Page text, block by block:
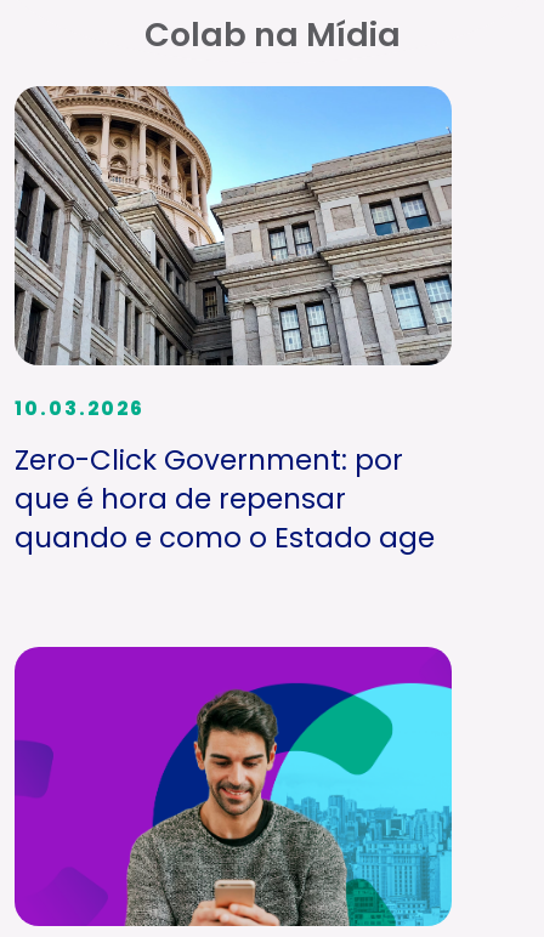
Colab na Mídia
10.03.2026
Zero-Click Government: por
que é hora de repensar
quando e como o Estado age